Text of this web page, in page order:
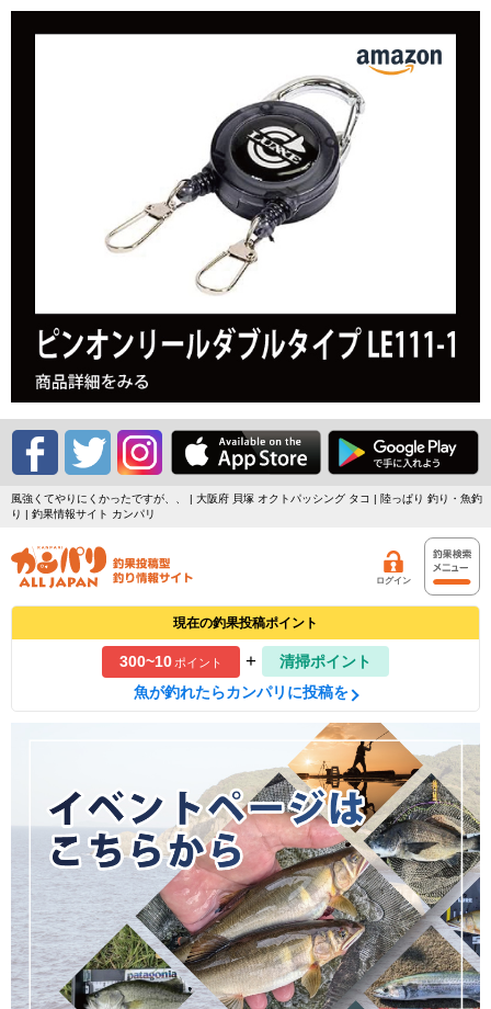
風強くてやりにくかったですが、、 | 大阪府 貝塚 オクトパッシング タコ | 陸っぱり 釣り・魚釣
り | 釣果情報サイト カンパリ
ログイン
現在の釣果投稿ポイント
300~10ポイント +
清掃ポイント
魚が釣れたらカンパリに投稿を